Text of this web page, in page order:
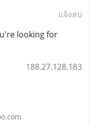
แจ้งลบ
looking for
188.27.128.183